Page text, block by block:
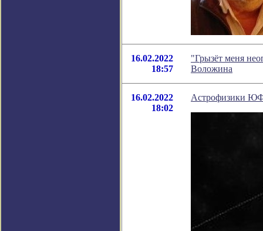
16.02.2022
18:57
"Грызёт меня
Воложина
16.02.2022
18:02
Астрофизики